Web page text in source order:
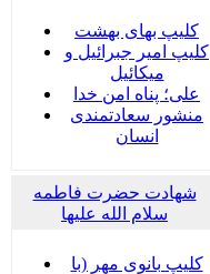
کلیپ بهای بهشت
کلیپ امیر جبرائیل و
میکائیل
علی؛ پناه امن خدا
منشور سعادتمندی
انسان
شهادت حضرت فاطمه
سلام الله علیها
کلیپ بانوی مهر (با